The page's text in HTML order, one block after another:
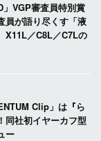
VGP審査員特別賞
員が語り尽くす「液
X11L／C8L／C7Lの
Clip」は『ら
同社初イヤーカフ型
ー